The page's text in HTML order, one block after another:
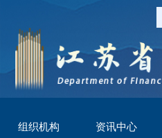
组织机构 资讯中心